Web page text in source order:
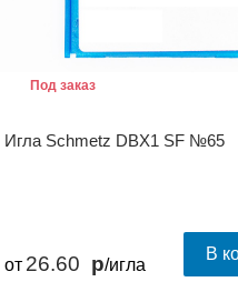
Игла Schmetz DBX1 SF №65
Под заказ
от 26.60 /игла
В